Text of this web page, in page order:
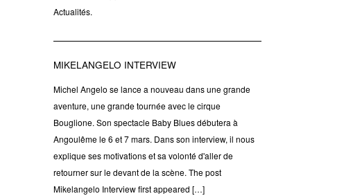
Actualités.
MIKELANGELO INTERVIEW
Michel Angelo se lance a nouveau dans une grande
aventure, une grande tournée avec le cirque
Bouglione. Son spectacle Baby Blues débutera à
Angoulême le 6 et 7 mars. Dans son interview, il nous
explique ses motivations et sa volonté d'aller de
retourner sur le devant de la scène. The post
Mikelangelo Interview first appeared […]